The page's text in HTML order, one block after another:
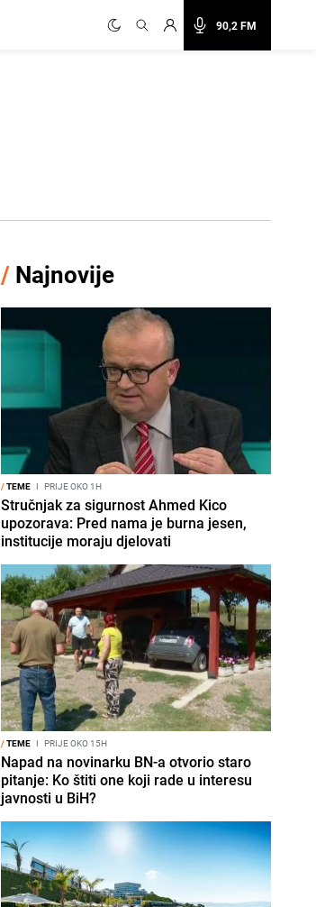
90,2 FM
/ Najnovije
/TEME I PRIJE OKO 1H
Stručnjak za sigurnost Ahmed Kico
upozorava: Pred nama je burna jesen,
institucije moraju djelovati
/TEME I PRIJE OKO 15H
Napad na novinarku BN-a otvorio staro
pitanje: Ko štiti one koji rade u interesu
javnosti u BiH?